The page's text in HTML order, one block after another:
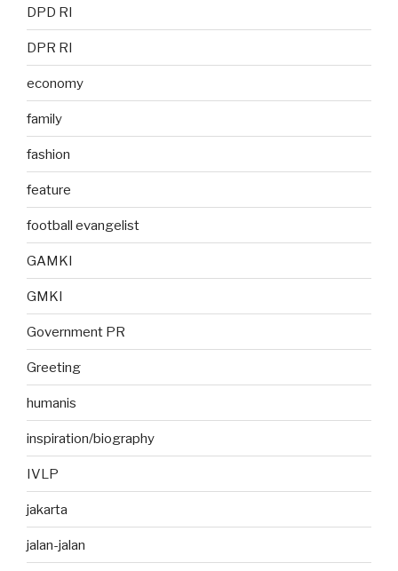
DPD RI
DPR RI
economy
family
fashion
feature
football evangelist
GAMKI
GMKI
Government PR
Greeting
humanis
inspiration/biography
IVLP
jakarta
jalan-jalan